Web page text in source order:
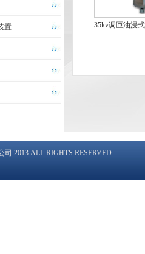
置
35kv调匝油浸
2013 ALL RIGHTS RESERVED